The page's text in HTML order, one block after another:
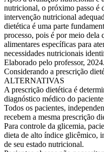
nutricional, o próximo passo é
intervenção nutricional
dietética é uma parte
processo, pois é por meio dela
alimentares específicas para
necessidades nutricionais
Elaborado pelo professor, 2024.
Considerando a prescrição
ALTERNATIVAS
A prescrição dietética é
diagnóstico médico do
Todos os pacientes,
recebem a mesma prescrição
Para controle da glicemia,
dieta de alto índice glicêmico,
de seu estado nutricional.